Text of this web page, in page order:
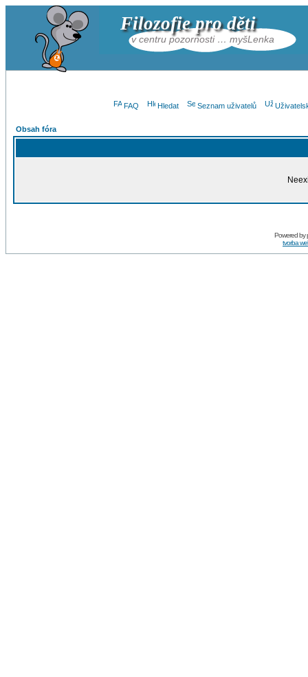
Filozofie pro děti
v centru pozornosti … myšLenka
FAQ Hledat Seznam uživatelů
Obsah fóra
Powered by
tvorba